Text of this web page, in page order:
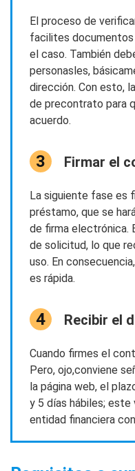
El proceso de
facilites documentos
el caso. También
personasles,
dirección. Con esto,
de precontrato para
acuerdo.
Firmar el
La siguiente fase es
préstamo, que se
de firma electrónica.
de solicitud, lo que
uso. En
es rápida.
Recibir el
Cuando firmes el
Pero, ojo,conviene
la página web, el
y 5 días hábiles; este
entidad financiera